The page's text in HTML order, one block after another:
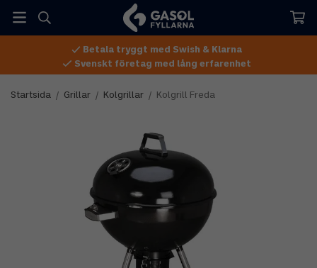
Betala tryggt med Swish & Klarna
Svenskt företag med lång erfarenhet
Startsida / Grillar / Kolgrillar / Kolgrill Freda